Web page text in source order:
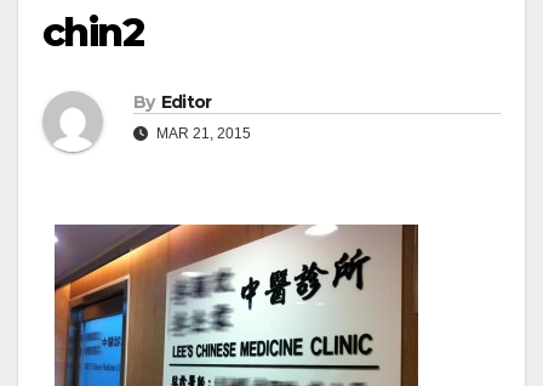
chin2
By Editor
MAR 21, 2015